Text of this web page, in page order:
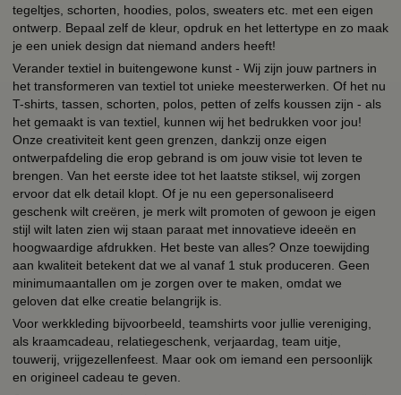
tegeltjes, schorten, hoodies, polos, sweaters etc. met een eigen
ontwerp. Bepaal zelf de kleur, opdruk en het lettertype en zo maak
je een uniek design dat niemand anders heeft!
Verander textiel in buitengewone kunst - Wij zijn jouw partners in
het transformeren van textiel tot unieke meesterwerken. Of het nu
T-shirts, tassen, schorten, polos, petten of zelfs koussen zijn - als
het gemaakt is van textiel, kunnen wij het bedrukken voor jou!
Onze creativiteit kent geen grenzen, dankzij onze eigen
ontwerpafdeling die erop gebrand is om jouw visie tot leven te
brengen. Van het eerste idee tot het laatste stiksel, wij zorgen
ervoor dat elk detail klopt. Of je nu een gepersonaliseerd
geschenk wilt creëren, je merk wilt promoten of gewoon je eigen
stijl wilt laten zien wij staan paraat met innovatieve ideeën en
hoogwaardige afdrukken. Het beste van alles? Onze toewijding
aan kwaliteit betekent dat we al vanaf 1 stuk produceren. Geen
minimumaantallen om je zorgen over te maken, omdat we
geloven dat elke creatie belangrijk is.
Voor werkkleding bijvoorbeeld, teamshirts voor jullie vereniging,
als kraamcadeau, relatiegeschenk, verjaardag, team uitje,
touwerij, vrijgezellenfeest. Maar ook om iemand een persoonlijk
en origineel cadeau te geven.